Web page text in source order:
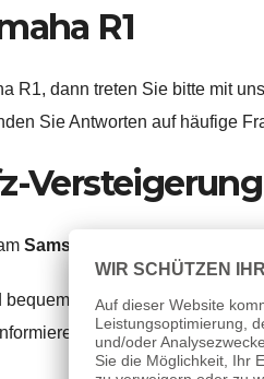
R1
R1, dann treten Sie bitte mit
Sie Antworten auf häufige
Versteigerung
Samstag, den 12. Oktober
über die Termine der
lassen, dann nutzen